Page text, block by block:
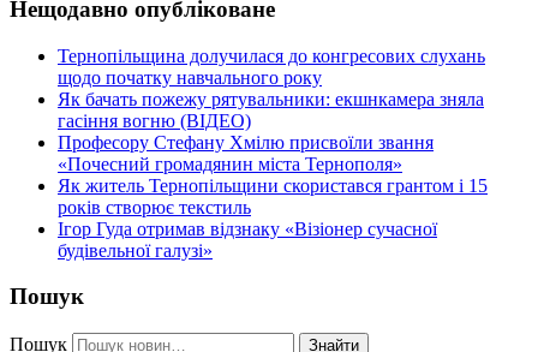
Нещодавно опубліковане
Тернопільщина долучилася до конгресових слухань
щодо початку навчального року
Як бачать пожежу рятувальники: екшнкамера зняла
гасіння вогню (ВІДЕО)
Професору Стефану Хмілю присвоїли звання
«Почесний громадянин міста Тернополя»
Як житель Тернопільщини скористався грантом і 15
років створює текстиль
Ігор Гуда отримав відзнаку «Візіонер сучасної
будівельної галузі»
Пошук
Пошук Знайти